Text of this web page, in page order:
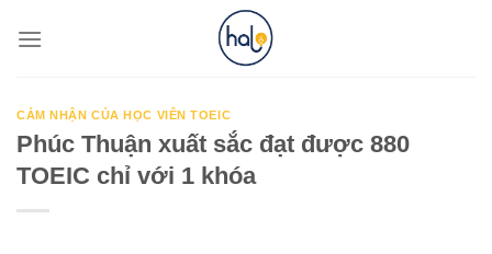
CẢM NHẬN CỦA HỌC VIÊN TOEIC
Phúc Thuận xuất sắc đạt được 880
TOEIC chỉ với 1 khóa